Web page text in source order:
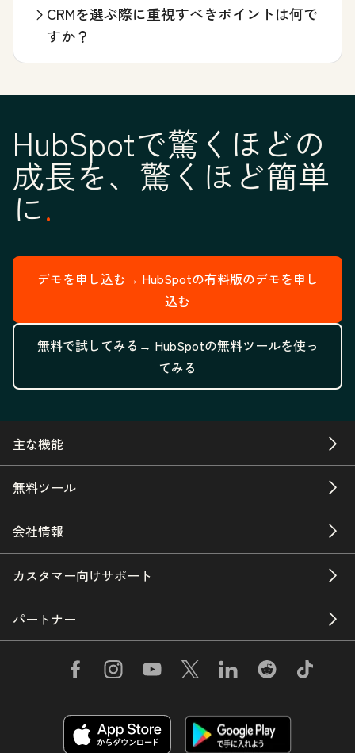
CRMを選ぶ際に重視すべきポイントは何で
すか？
HubSpotで驚くほどの
成長を、驚くほど簡単
に
デモを申し込む→ HubSpotの有料版のデモを申し
込む
無料で試してみる→ HubSpotの無料ツールを使っ
てみる
主な機能
無料ツール
会社情報
カスタマー向けサポート
パートナー